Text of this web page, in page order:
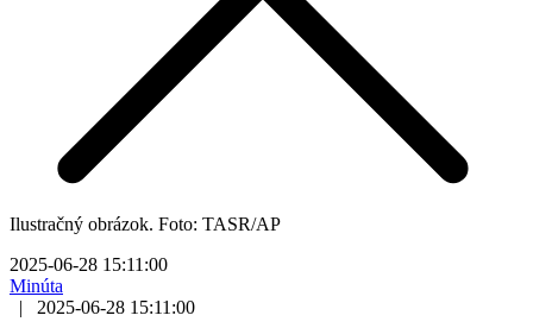
Ilustračný obrázok. Foto: TASR/AP
2025-06-28 15:11:00
Minúta
|
2025-06-28 15:11:00